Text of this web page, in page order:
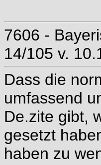
7606 -
14/105 v.
Dass die
umfassend
De.zite gibt,
gesetzt
haben zu